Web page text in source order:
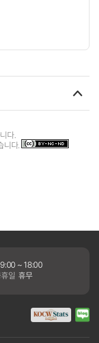
다.
니다.
~ 18:00
일 휴무